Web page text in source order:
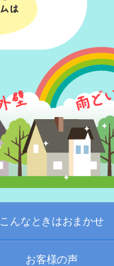
こんなときはおまかせ
お客様の声